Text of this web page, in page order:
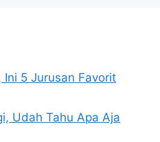
Ini 5 Jurusan Favorit
Udah Tahu Apa Aja